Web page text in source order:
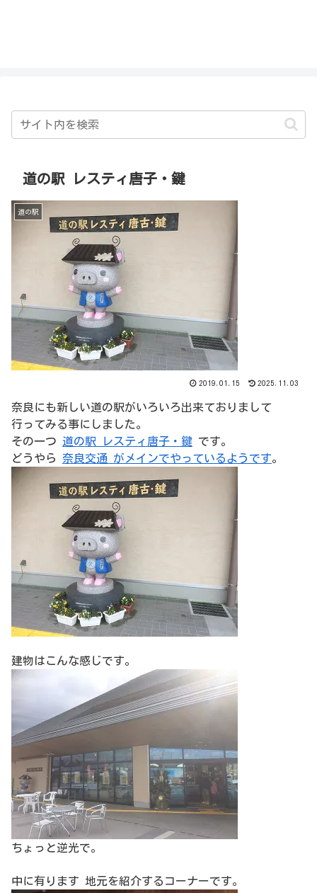
道の駅 レスティ唐子・鍵
道の駅
2019.01.15 2025.11.03
奈良にも新しい道の駅がいろいろ出来ておりまして
行ってみる事にしました。
その一つ 道の駅 レスティ唐子・鍵 です。
どうやら 奈良交通 がメインでやっているようです。
建物はこんな感じです。
ちょっと逆光で。
中に有ります 地元を紹介するコーナーです。